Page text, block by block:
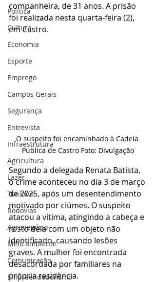
Política
Cultura
Economia
Esporte
Emprego
Campos Gerais
Segurança
Entrevista
Infraestrutura
Agricultura
Lazer
Turismo
Rodovias
Agronegócio
Meio ambiente
Comunicação
Empreendedorismo
companheira, de 31 anos. A prisão
foi realizada nesta quarta-feira (2),
em Castro.
O suspeito foi encaminhado à Cadeia
Pública de Castro Foto: Divulgação
Segundo a delegada Renata Batista,
o crime aconteceu no dia 3 de março
de 2025, após um desentendimento
motivado por ciúmes. O suspeito
atacou a vítima, atingindo a cabeça e
rosto dela com um objeto não
identificado, causando lesões
graves. A mulher foi encontrada
desacordada por familiares na
própria residência.